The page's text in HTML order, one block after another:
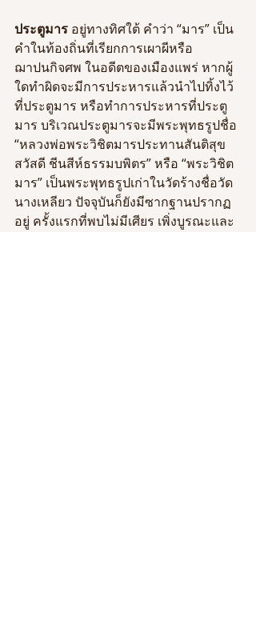
ประตูมาร อยู่ทางทิศใต้ คำว่า “มาร” เป็น
คำในท้องถิ่นที่เรียกการเผาผีหรือ
ฌาปนกิจศพ ในอดีตของเมืองแพร่ หากผู้
ใดทำผิดจะมีการประหารแล้วนำไปทิ้งไว้
ที่ประตูมาร หรือทำการประหารที่ประตู
มาร บริเวณประตูมารจะมีพระพุทธรูปชื่อ
“หลวงพ่อพระวิชิตมารประทานสันติสุข
สวัสดี ชีนสีห์ธรรมบพิตร” หรือ “พระวิชิต
มาร” เป็นพระพุทธรูปเก่าในวัดร้างชื่อวัด
นางเหลียว ปัจจุบันก็ยังมีซากฐานปรากฏ
อยู่ ครั้งแรกที่พบไม่มีเศียร เพิ่งบูรณะและ